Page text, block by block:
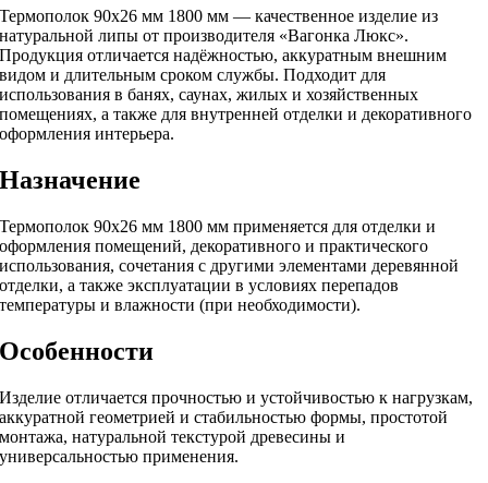
Термополок 90х26 мм 1800 мм — качественное изделие из
натуральной липы от производителя «Вагонка Люкс».
Продукция отличается надёжностью, аккуратным внешним
видом и длительным сроком службы. Подходит для
использования в банях, саунах, жилых и хозяйственных
помещениях, а также для внутренней отделки и декоративного
оформления интерьера.
Назначение
Термополок 90х26 мм 1800 мм применяется для отделки и
оформления помещений, декоративного и практического
использования, сочетания с другими элементами деревянной
отделки, а также эксплуатации в условиях перепадов
температуры и влажности (при необходимости).
Особенности
Изделие отличается прочностью и устойчивостью к нагрузкам,
аккуратной геометрией и стабильностью формы, простотой
монтажа, натуральной текстурой древесины и
универсальностью применения.